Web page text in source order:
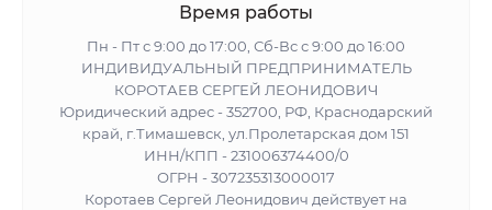
Время работы
Пн - Пт с 9:00 до 17:00, Сб-Вс с 9:00 до 16:00
ИНДИВИДУАЛЬНЫЙ ПРЕДПРИНИМАТЕЛЬ
КОРОТАЕВ СЕРГЕЙ ЛЕОНИДОВИЧ
Юридический адрес - 352700, РФ, Краснодарский
край, г.Тимашевск, ул.Пролетарская дом 151
ИНН/КПП - 231006374400/0
ОГРН - 307235313000017
Коротаев Сергей Леонидович действует на